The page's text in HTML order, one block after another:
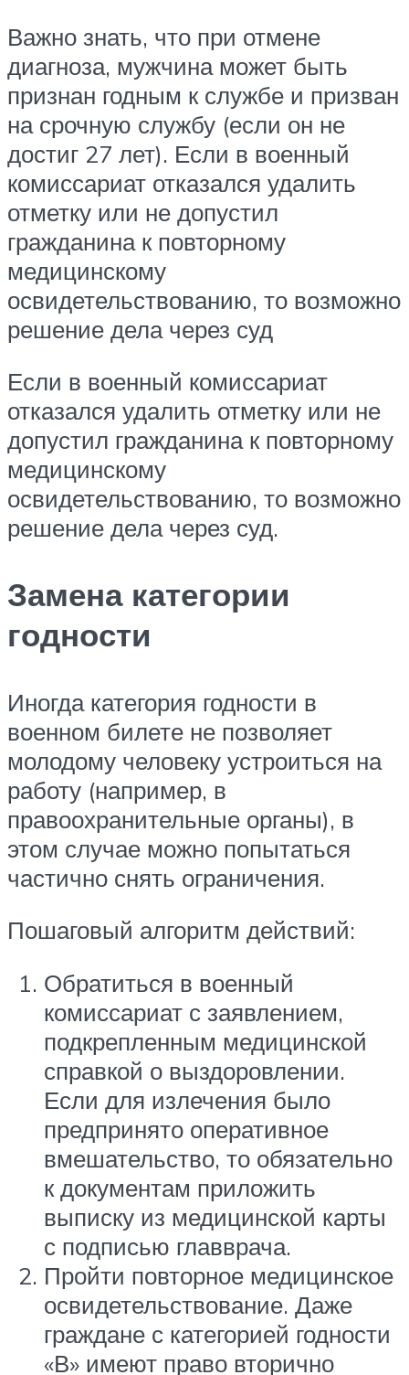
Важно знать, что при отмене
диагноза, мужчина может быть
признан годным к службе и призван
на срочную службу (если он не
достиг 27 лет). Если в военный
комиссариат отказался удалить
отметку или не допустил
гражданина к повторному
медицинскому
освидетельствованию, то возможно
решение дела через суд
Если в военный комиссариат
отказался удалить отметку или не
допустил гражданина к повторному
медицинскому
освидетельствованию, то возможно
решение дела через суд.
Замена категории
годности
Иногда категория годности в
военном билете не позволяет
молодому человеку устроиться на
работу (например, в
правоохранительные органы), в
этом случае можно попытаться
частично снять ограничения.
Пошаговый алгоритм действий:
Обратиться в военный
комиссариат с заявлением,
подкрепленным медицинской
справкой о выздоровлении.
Если для излечения было
предпринято оперативное
вмешательство, то обязательно
к документам приложить
выписку из медицинской карты
с подписью главврача.
Пройти повторное медицинское
освидетельствование. Даже
граждане с категорией годности
«В» имеют право вторично